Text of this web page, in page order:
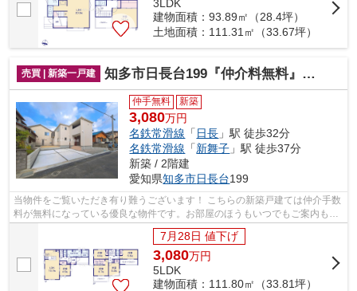
3LDK
建物面積：93.89㎡（28.4坪）
土地面積：111.31㎡（33.67坪）
売買 | 新築一戸建 知多市日長台199『仲介料無料』新築戸建て
仲手無料 新築
3,080万円
名鉄常滑線 「 日長 」駅 徒歩32分
名鉄常滑線 「新舞子 」駅 徒歩37分
新築 / 2階建
愛知県知多市日長台199
当物件をご覧いただき有り難うございます！ こちらの新築戸建ては仲介手数
料が無料になっている優良な物件です。お部屋のほうもいつでもご案内もさ
せて頂きますのでお気軽にお問合せ下...
7月28日 値下げ
3,080万円
5LDK
建物面積：111.80㎡（33.81坪）